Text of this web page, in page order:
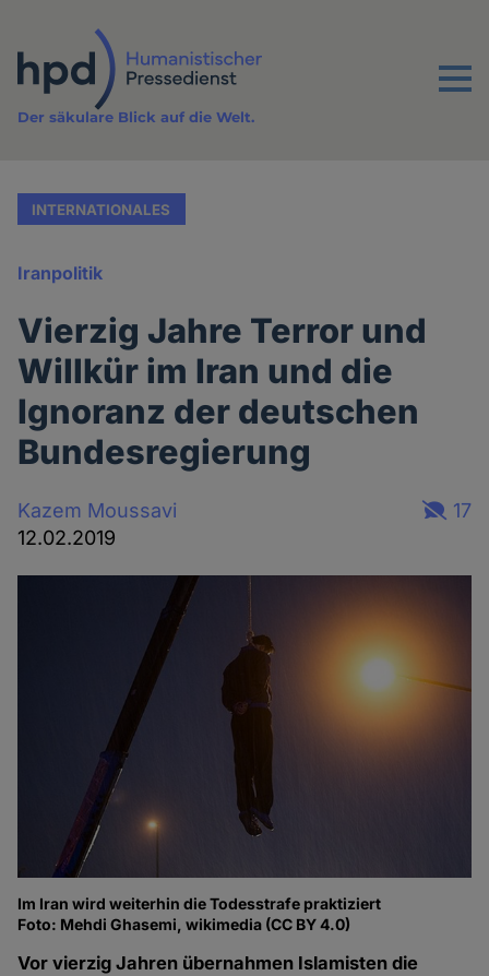
Inhalt
Menu
Der säkulare Blick auf die Welt.
INTERNATIONALES
Iranpolitik
Vierzig Jahre Terror und
Willkür im Iran und die
Ignoranz der deutschen
Bundesregierung
Kazem Moussavi
12.02.2019
17
Im Iran wird weiterhin die Todesstrafe praktiziert
Foto: Mehdi Ghasemi, wikimedia (CC BY 4.0)
Vor vierzig Jahren übernahmen Islamisten die